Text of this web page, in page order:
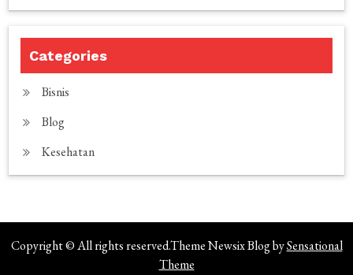
Categories
Bisnis
Blog
Kesehatan
Copyright © All rights reserved.Theme Newsix Blog bySensational
Theme